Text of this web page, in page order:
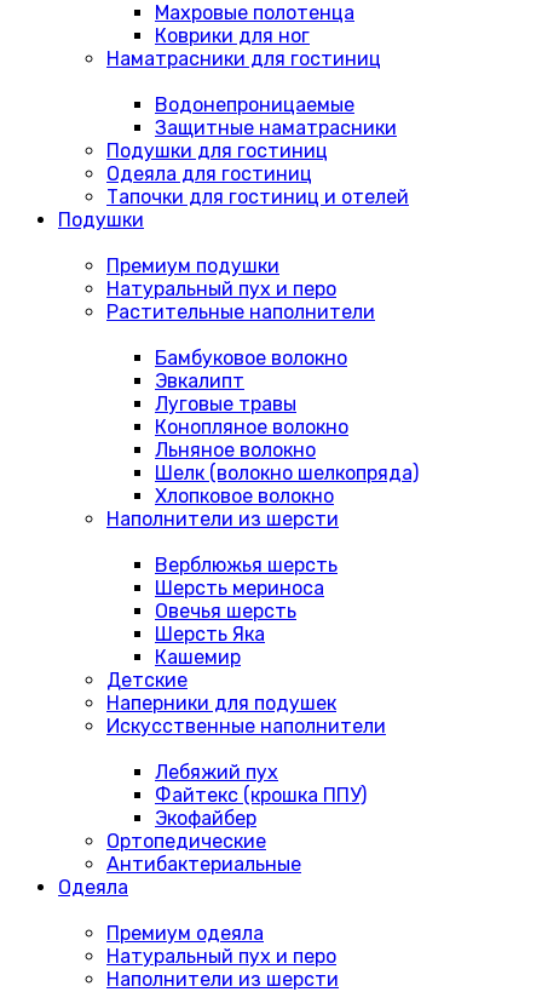
Махровые полотенца
Коврики для ног
Наматрасники для гостиниц
Водонепроницаемые
Защитные наматрасники
Подушки для гостиниц
Одеяла для гостиниц
Тапочки для гостиниц и отелей
Подушки
Премиум подушки
Натуральный пух и перо
Растительные наполнители
Бамбуковое волокно
Эвкалипт
Луговые травы
Конопляное волокно
Льняное волокно
Шелк (волокно шелкопряда)
Хлопковое волокно
Наполнители из шерсти
Верблюжья шерсть
Шерсть мериноса
Овечья шерсть
Шерсть Яка
Кашемир
Детские
Наперники для подушек
Искусственные наполнители
Лебяжий пух
Файтекс (крошка ППУ)
Экофайбер
Ортопедические
Антибактериальные
Одеяла
Премиум одеяла
Натуральный пух и перо
Наполнители из шерсти